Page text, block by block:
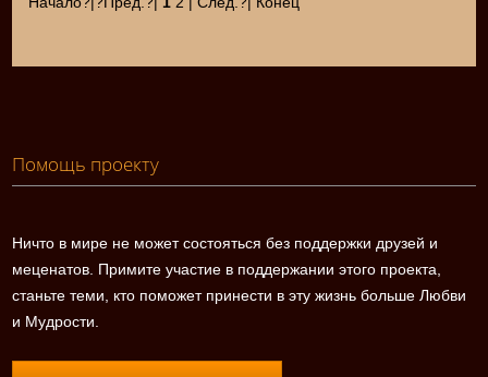
Помощь проекту
Ничто в мире не может состояться без поддержки друзей и
меценатов. Примите участие в поддержании этого проекта,
станьте теми, кто поможет принести в эту жизнь больше Любви
и Мудрости.